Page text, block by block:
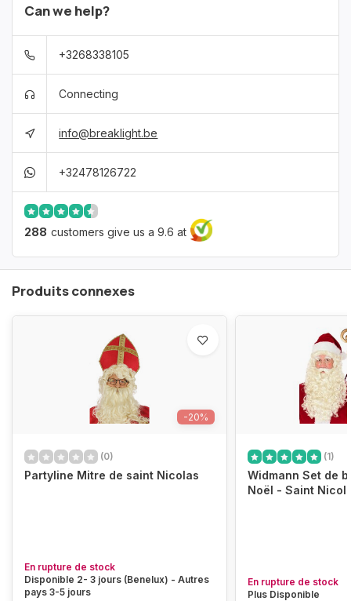
Can we help?
+3268338105
Connecting
info@breaklight.be
+32478126722
288 customers give us a 9.6 at
Produits connexes
-20%
(0)
Partyline Mitre de saint Nicolas
En rupture de stock
Disponible 2- 3 jours (Benelux) - Autres
pays 3-5 jours
(1)
Widmann Set de
Noël - Saint
En rupture de stock
Plus Disponible